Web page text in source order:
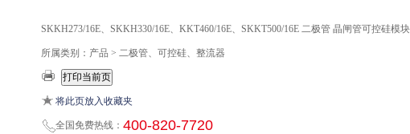
SKKH273/16E、SKKH330/16E、KKT460/16E、SKKT500/16E 二极管 晶闸管可控硅模
所属类别：产品 > 二极管、可控硅、整流器
将此页放入收藏夹
全国免费热线： 400-820-7720